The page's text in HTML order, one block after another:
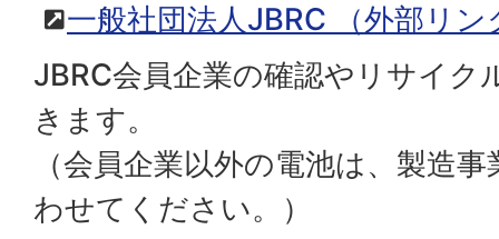
一般社団法人JBRC
（外部リ
JBRC会員企業の確認やリサイク
きます。
（会員企業以外の電池は、製造
わせてください。）